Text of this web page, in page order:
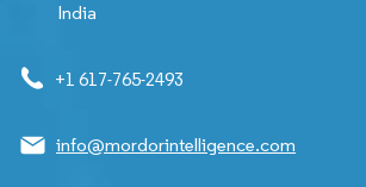
India
+1 617-765-2493
info@mordorintelligence.com